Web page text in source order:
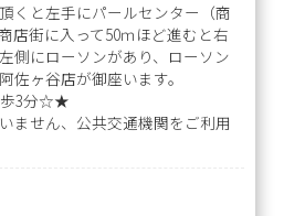
くと左手にパールセンター（商
店街に入って50ｍほど進むと右
側にローソンがあり、ローソン
佐ヶ谷店が御座います。
歩3分☆★
ません、公共交通機関をご利用